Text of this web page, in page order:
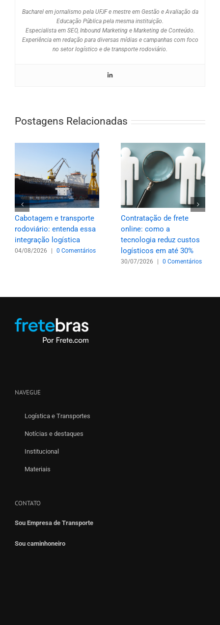
Bacharel em jornalismo pela UFJF e mestre em Gestão e Avaliação da
Educação Pública pela mesma instituição.
Especialista em SEO, Inbound Marketing e Marketing de Conteúdo.
Experiência em redação para diversas mídias e campanhas com foco
no setor logístico e de transporte rodoviário.
Postagens Relacionadas
Cabotagem e transporte
rodoviário: entenda essa
integração logística
04/08/2026 0 Comentários
Contratação de frete
online: como a
tecnologia reduz custos
logísticos em até 30%
30/07/2026 0 Comentários
NAVEGUE
Logística e Transportes
Notícias e destaques
Institucional
Materiais
CONTATO
Sou Empresa de Transporte
Sou caminhoneiro